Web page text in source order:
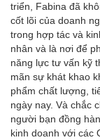
triển, Fabina đã
cốt lõi của doanh
trong hợp tác và
nhân và là nơi để
năng lực tư vấn kỹ
mãn sự khát khao
phẩm chất lượng,
ngày nay. Và chắc
người bạn đồng
kinh doanh với các